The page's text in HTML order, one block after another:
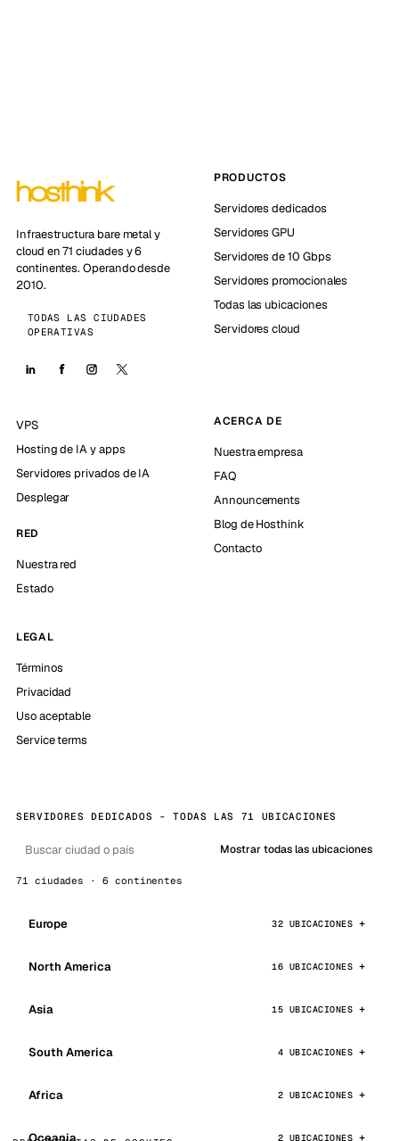
Infraestructura bare metal y
cloud en 71 ciudades y 6
continentes. Operando desde
2010.
TODAS LAS CIUDADES
OPERATIVAS
PRODUCTOS
Servidores dedicados
Servidores GPU
Servidores de 10 Gbps
Servidores promocionales
Todas las ubicaciones
Servidores cloud
VPS
Hosting de IA y apps
Servidores privados de IA
Desplegar
RED
Nuestra red
Estado
ACERCA DE
Nuestra empresa
FAQ
Announcements
Blog de Hosthink
Contacto
LEGAL
Términos
Privacidad
Uso aceptable
Service terms
SERVIDORES DEDICADOS - TODAS LAS 71 UBICACIONES
Mostrar todas las ubicaciones
71 ciudades · 6 continentes
Europe 32 UBICACIONES
North America 16 UBICACIONES
Asia 15 UBICACIONES
South America 4 UBICACIONES
Africa 2 UBICACIONES
Oceania 2 UBICACIONES